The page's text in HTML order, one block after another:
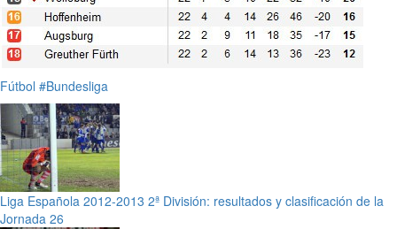
Fútbol #Bundesliga
Liga Española 2012-2013 2ª División: resultados y clasificación de la
Jornada 26